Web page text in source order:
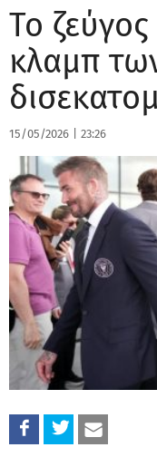
Το
κλαμπ
15/05/2026 23:26